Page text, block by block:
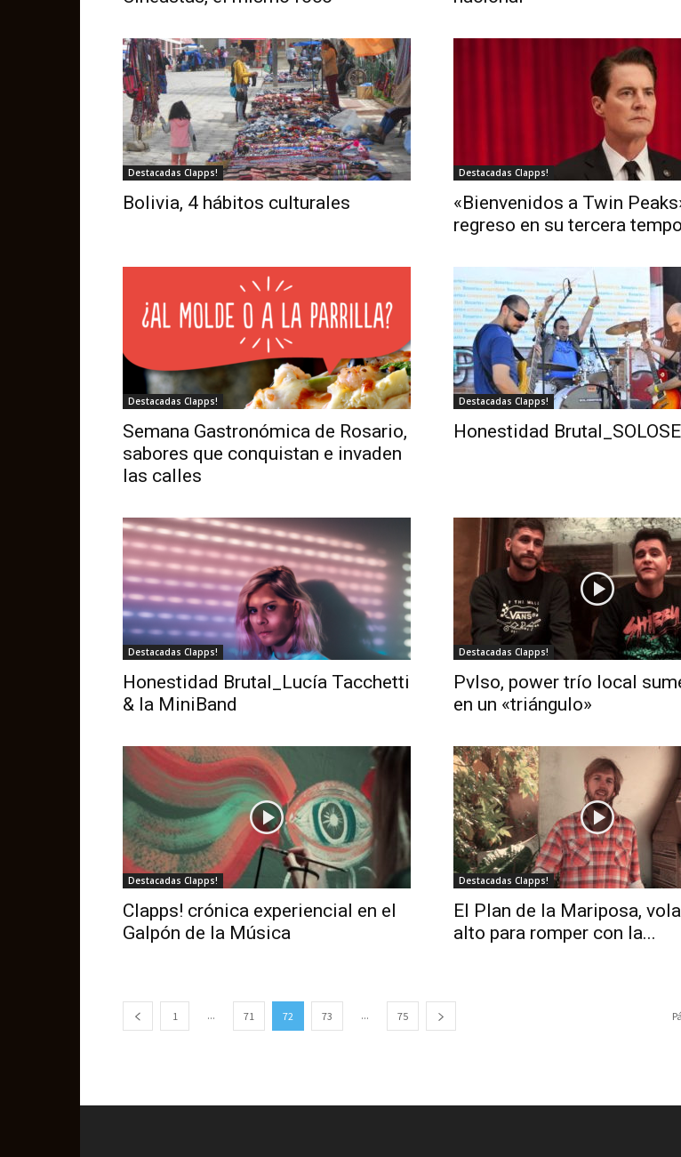
Destacadas Clapps!
Bolivia, 4 hábitos culturales
Destacadas Clapps!
«Bienvenidos a Twin
regreso en su tercera
Destacadas Clapps!
Semana Gastronómica de Rosario,
sabores que conquistan e invaden
las calles
Destacadas Clapps!
Honestidad
Destacadas Clapps!
Honestidad Brutal_Lucía Tacchetti
& la MiniBand
Destacadas Clapps!
Pvlso, power trío local
en un «triángulo»
Destacadas Clapps!
Clapps! crónica experiencial en el
Galpón de la Música
Destacadas Clapps!
El Plan de la Mariposa,
alto para romper con la...
1 ... 71 72 73 ... 75